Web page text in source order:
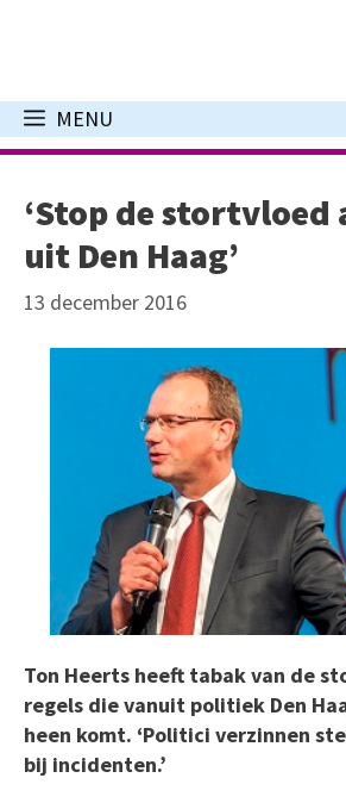
inhoud
MENU
‘Stop de stortvloed
uit Den Haag’
13 december 2016
Ton Heerts heeft tabak van de
regels die vanuit politiek Den
heen komt. ‘Politici verzinnen
bij incidenten.’